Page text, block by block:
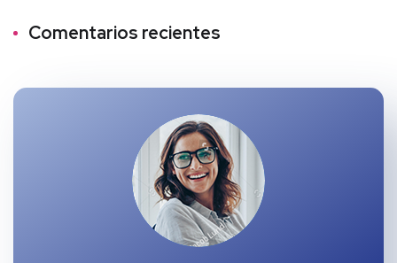
Comentarios recientes